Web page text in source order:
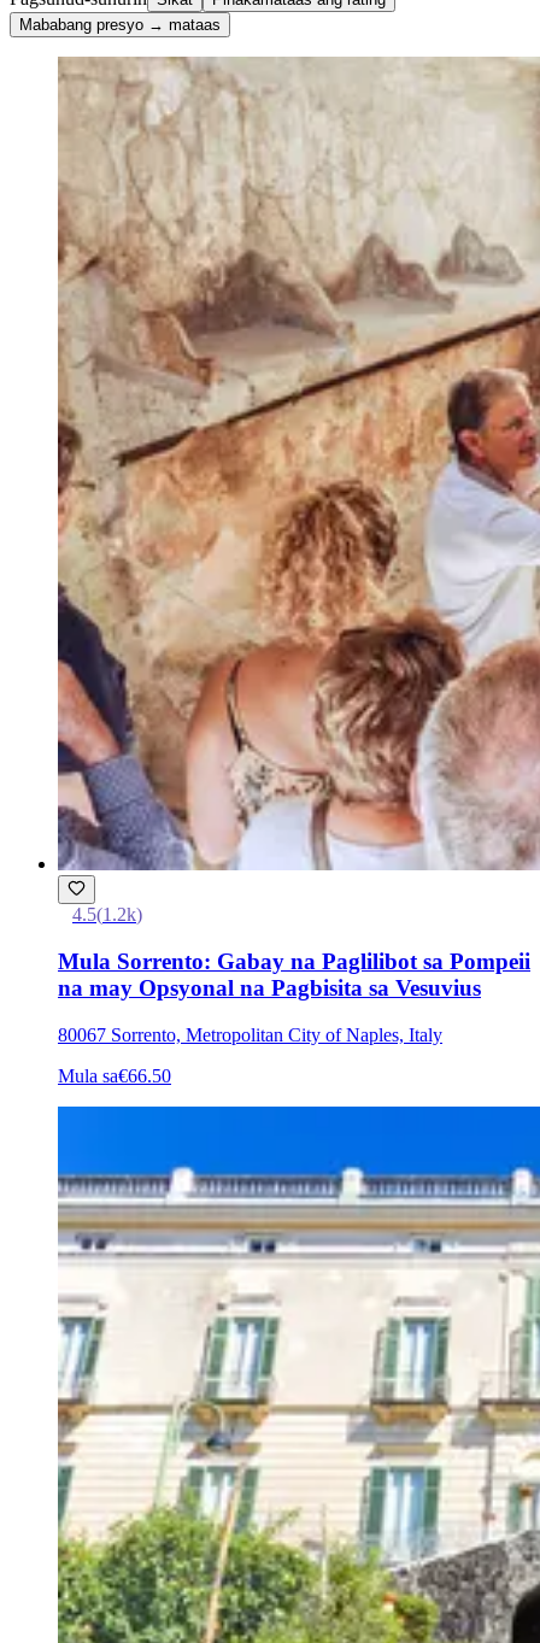
Mababang presyo → mataas
4.5(1.2k)
Mula Sorrento: Gabay na Paglilibot sa Pompeii
na may Opsyonal na Pagbisita sa Vesuvius
80067 Sorrento, Metropolitan City of Naples, Italy
Mula sa€66.50